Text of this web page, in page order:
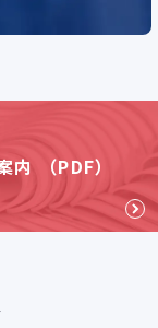
内 （PDF）